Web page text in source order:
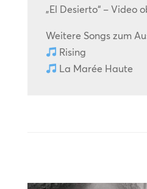
„El Desierto“ – Video
Weitere Songs zum
Rising
La Marée Haute